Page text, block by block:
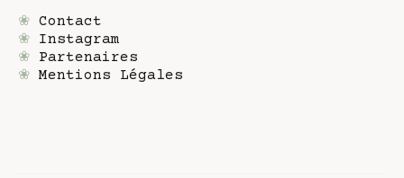
❀ Contact
❀ Instagram
❀ Partenaires
❀ Mentions Légales